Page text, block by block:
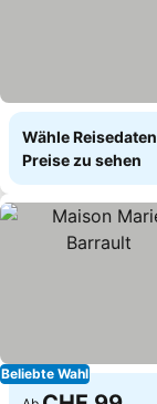
Wähle
Preise zu sehen
Beliebte Wahl